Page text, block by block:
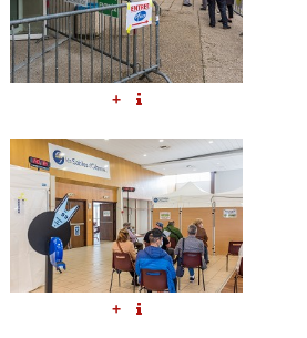
+
+